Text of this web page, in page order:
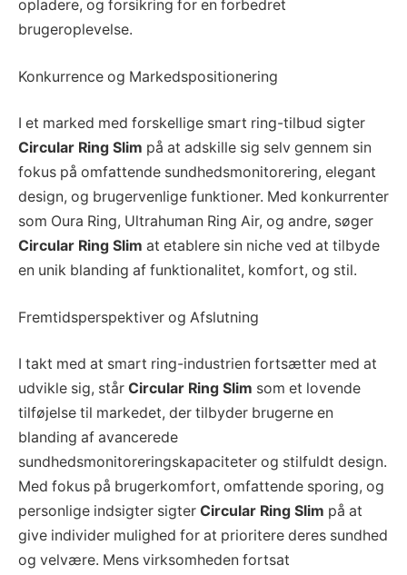
opladere, og forsikring for en forbedret
brugeroplevelse.
Konkurrence og Markedspositionering
I et marked med forskellige smart ring-tilbud sigter
Circular Ring Slim på at adskille sig selv gennem sin
fokus på omfattende sundhedsmonitorering, elegant
design, og brugervenlige funktioner. Med konkurrenter
som Oura Ring, Ultrahuman Ring Air, og andre, søger
Circular Ring Slim at etablere sin niche ved at tilbyde
en unik blanding af funktionalitet, komfort, og stil.
Fremtidsperspektiver og Afslutning
I takt med at smart ring-industrien fortsætter med at
udvikle sig, står Circular Ring Slim som et lovende
tilføjelse til markedet, der tilbyder brugerne en
blanding af avancerede
sundhedsmonitoreringskapaciteter og stilfuldt design.
Med fokus på brugerkomfort, omfattende sporing, og
personlige indsigter sigter Circular Ring Slim på at
give individer mulighed for at prioritere deres sundhed
og velvære. Mens virksomheden fortsat